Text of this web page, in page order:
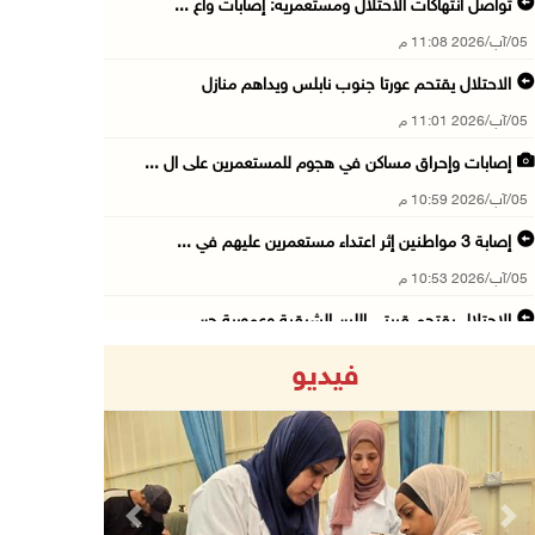
تواصل انتهاكات الاحتلال ومستعمريه: إصابات واع ...
05/آب/2026 11:08 م
الاحتلال يقتحم عورتا جنوب نابلس ويداهم منازل
05/آب/2026 11:01 م
إصابات وإحراق مساكن في هجوم للمستعمرين على ال ...
05/آب/2026 10:59 م
إصابة 3 مواطنين إثر اعتداء مستعمرين عليهم في ...
05/آب/2026 10:53 م
الاحتلال يقتحم قريتي اللبن الشرقية وعمورية جن ...
مستعمرون يقتحمون بيت فجار جنوب بيت لحم
05/آب/2026 10:19 م
فيديو
Previous Next